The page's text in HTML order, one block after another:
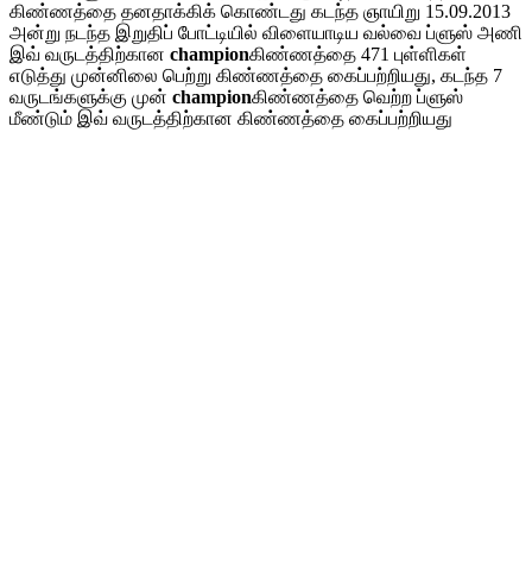
கிண்ணத்தை தனதாக்கிக் கொண்டது கடந்த ஞாயிறு 15.09.2013
அன்று நடந்த இறுதிப் போட்டியில் விளையாடிய வல்வை ப்ளுஸ் அணி
இவ் வருடத்திற்கான championகிண்ணத்தை 471 புள்ளிகள்
எடுத்து முன்னிலை பெற்று கிண்ணத்தை கைப்பற்றியது, கடந்த 7
வருடங்களுக்கு முன் championகிண்ணத்தை வெற்ற ப்ளுஸ்
மீண்டும் இவ் வருடத்திற்கான கிண்ணத்தை கைப்பற்றியது